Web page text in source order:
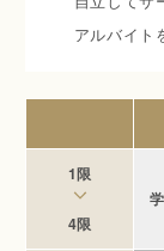
アルバイト
1限
4限